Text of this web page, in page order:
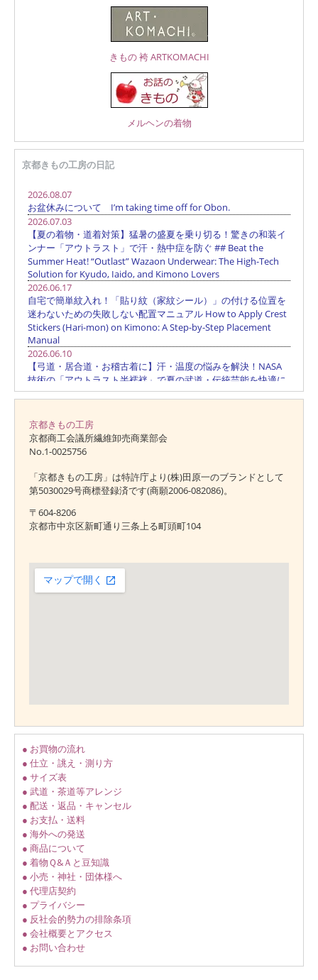
きもの 袴 ARTKOMACHI
メルヘンの着物
京都きもの工房の日記
京都きもの工房
京都商工会議所繊維卸売商業部会
No.1-0025756
「京都きもの工房」は特許庁より(株)田原一のブランドとして
第5030029号商標登録済です(商願2006-082086)。
〒604-8206
京都市中京区新町通り三条上る町頭町104
● お買物の流れ
● 仕立・誂え・測り方
● サイズ表
● 武道・茶道等アレンジ
● 配送・返品・キャンセル
● お支払・送料
● 海外への発送
● 商品について
● 着物Ｑ&Ａと豆知識
● 小売・神社・団体様へ
● 代理店契約
● プライバシー
● 反社会的勢力の排除条項
● 会社概要とアクセス
● お問い合わせ